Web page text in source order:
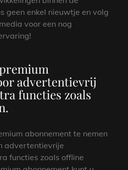
geen enkel nieuwtje en volg
voor een nog
advertentievrij
functies zoals
abonnement te nemen
advertentievrije
functies zoals offline